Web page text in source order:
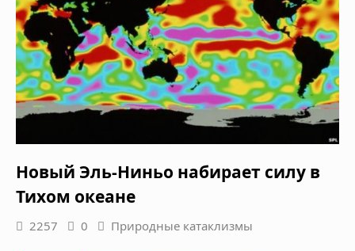
Новый Эль-Ниньо набирает силу в
Тихом океане
2257 0 Природные катаклизмы